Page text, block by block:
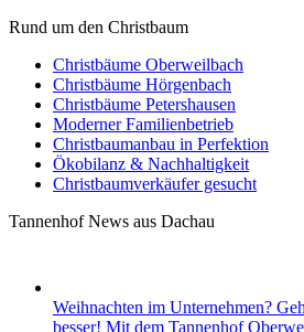
Rund um den Christbaum
Christbäume Oberweilbach
Christbäume Hörgenbach
Christbäume Petershausen
Moderner Familienbetrieb
Christbaumanbau in Perfektion
Ökobilanz & Nachhaltigkeit
Christbaumverkäufer gesucht
Tannenhof News aus Dachau
Weihnachten im Unternehmen?
besser! Mit dem Tannenhof